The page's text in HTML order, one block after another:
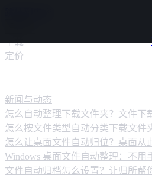
下载
定价
新闻与动态
怎么自动整理下载文件夹？文件下
怎么按文件类型自动分类下载文件
怎么让桌面文件自动归位？桌面从
Windows 桌面文件自动整理：不用
文件自动归档怎么设置？让归所帮